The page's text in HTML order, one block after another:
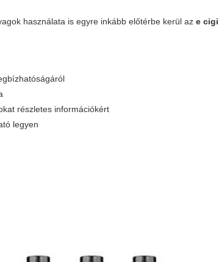
használata is egyre inkább előtérbe kerül aze
részletes információkért
legyen